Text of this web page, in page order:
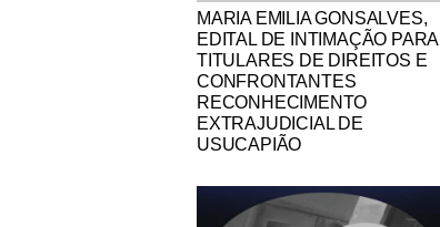
Notícias Católicas
MARIA EMILIA GONSALVES,
EDITAL DE INTIMAÇÃO PARA
TITULARES DE DIREITOS E
CONFRONTANTES
RECONHECIMENTO
EXTRAJUDICIAL DE
USUCAPIÃO